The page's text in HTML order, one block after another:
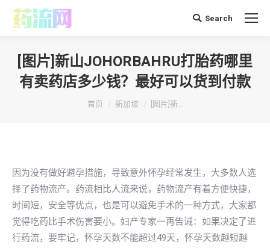
搜 Search
[图片]新山JOHORBAHRU打胎药哪里
有卖药店多少钱？最好可以货到付款
你在这里：
首页 新加坡 [图片]新…
因为没有做好避孕措施，导致意外怀孕经常发生，大多数人选
择了药物流产。药流相比人流来说，药物流产有着方便快捷，
时间短，安全等优点，也是可以避免手术的一种方式，大家都
觉得吃药比手术伤害要小。妇产专家一再告诫：如果决定了进
行药流，要牢记，怀孕天数不能超过49天，怀孕天数越短越